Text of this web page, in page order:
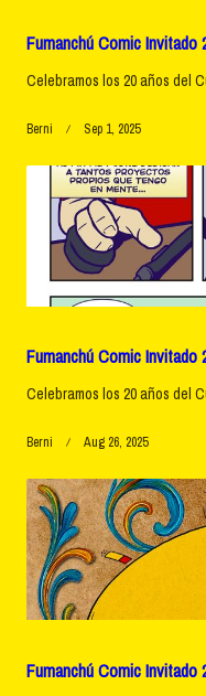
Fumanchú Comic Invitado
Celebramos los 20 años del
Berni Sep 1, 2025
Fumanchú Comic Invitado
Celebramos los 20 años del
Berni Aug 26, 2025
Fumanchú Comic Invitado